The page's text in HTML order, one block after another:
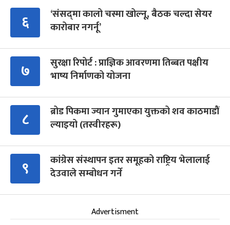
६
‘संसद्‍मा कालो चस्मा खोल्नू, बैठक चल्दा सेयर
कारोबार नगर्नू’
७
सुरक्षा रिपोर्ट : प्राज्ञिक आवरणमा तिब्बत पक्षीय
भाष्य निर्माणको योजना
८
ब्रोड पिकमा ज्यान गुमाएका युक्तको शव काठमाडौं
ल्याइयो (तस्वीरहरू)
९
कांग्रेस संस्थापन इतर समूहको राष्ट्रिय भेलालाई
देउवाले सम्बोधन गर्ने
Advertisment